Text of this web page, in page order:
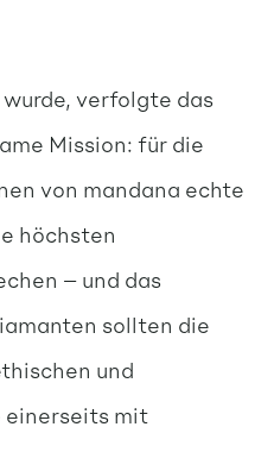
verfolgte das
Mission: für die
von mandana echte
höchsten
– und das
sollten die
und
einerseits mit